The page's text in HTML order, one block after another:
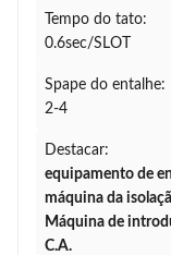
Tempo do tato:
0.6sec/SLOT
Spape do entalhe:
2-4
Destacar:
equipamento de
máquina da
Máquina de
C.A.